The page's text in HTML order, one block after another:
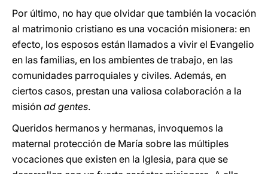
Por último, no hay que olvidar que también la vocación
al matrimonio cristiano es una vocación misionera: en
efecto, los esposos están llamados a vivir el Evangelio
en las familias, en los ambientes de trabajo, en las
comunidades parroquiales y civiles. Además, en
ciertos casos, prestan una valiosa colaboración a la
misión ad gentes.
Queridos hermanos y hermanas, invoquemos la
maternal protección de María sobre las múltiples
vocaciones que existen en la Iglesia, para que se